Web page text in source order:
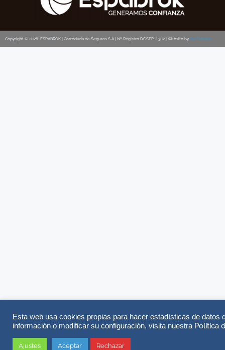
Copyright © 2026 ESPABROK | Correduria de Seguros S.A | Nº Registro DGSFP J-302 | Website by DoiTMedia
Esta web usa cookies propias para hacer estadísticas de datos
información o modificar su configuración, visita nuestra Política
Ajustes Aceptar Rechazar